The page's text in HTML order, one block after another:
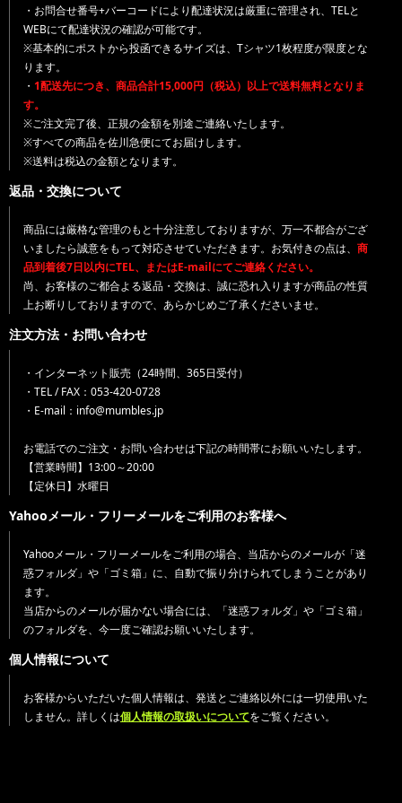
・お問合せ番号+バーコードにより配達状況は厳重に管理され、TELと
WEBにて配達状況の確認が可能です。
※基本的にポストから投函できるサイズは、Tシャツ1枚程度が限度とな
ります。
・ 1配送先につき、商品合計15,000円（税込）以上で送料無料となりま
す。
※ご注文完了後、正規の金額を別途ご連絡いたします。
※すべての商品を佐川急便にてお届けします。
※送料は税込の金額となります。
返品・交換について
商品には厳格な管理のもと十分注意しておりますが、万一不都合がござ
いましたら誠意をもって対応させていただきます。お気付きの点は、 商
品到着後7日以内にTEL、またはE-mailにてご連絡ください。
尚、お客様のご都合よる返品・交換は、誠に恐れ入りますが商品の性質
上お断りしておりますので、あらかじめご了承くださいませ。
注文方法・お問い合わせ
・インターネット販売（24時間、365日受付）
・TEL / FAX：053-420-0728
・E-mail：info@mumbles.jp
お電話でのご注文・お問い合わせは下記の時間帯にお願いいたします。
【営業時間】13:00～20:00
【定休日】水曜日
Yahooメール・フリーメールをご利用のお客様へ
Yahooメール・フリーメールをご利用の場合、当店からのメールが「迷
惑フォルダ」や「ゴミ箱」に、自動で振り分けられてしまうことがあり
ます。
当店からのメールが届かない場合には、「迷惑フォルダ」や「ゴミ箱」
のフォルダを、今一度ご確認お願いいたします。
個人情報について
お客様からいただいた個人情報は、発送とご連絡以外には一切使用いた
しません。詳しくは個人情報の取扱いについてをご覧ください。